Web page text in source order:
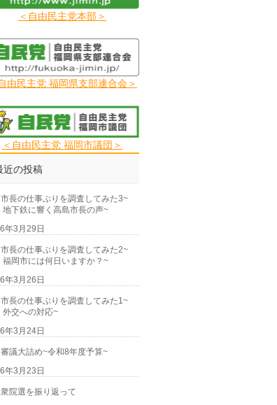
＜自由民主党本部＞
由民主党 福岡県支部連合会＞
＜自由民主党 福岡市議団＞
近の投稿
市長の仕事ぶりを調査してみた3~
地下鉄に響く高島市長の声~
年3月29日
市長の仕事ぶりを調査してみた2~
福岡市には何日いますか？~
年3月26日
市長の仕事ぶりを調査してみた1~
外交への対応~
年3月24日
審議大詰め~令和8年度予算~
年3月23日
衆院選を振り返って